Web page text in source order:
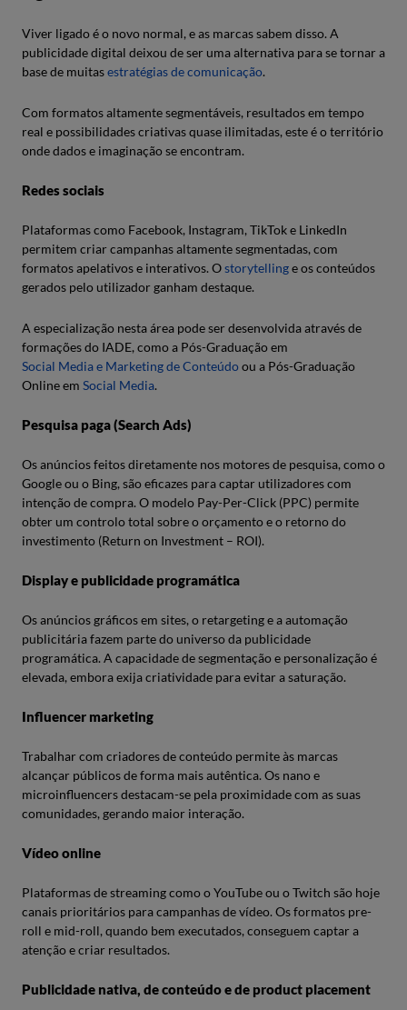
Viver ligado é o novo normal, e as marcas sabem disso. A
publicidade digital deixou de ser uma alternativa para se tornar a
base de muitasestratégias de comunicação.
Com formatos altamente segmentáveis, resultados em tempo
real e possibilidades criativas quase ilimitadas, este é o território
onde dados e imaginação se encontram.
Redes sociais
Plataformas como Facebook, Instagram, TikTok e LinkedIn
permitem criar campanhas altamente segmentadas, com
formatos apelativos e interativos. Ostorytellinge os conteúdos
gerados pelo utilizador ganham destaque.
A especialização nesta área pode ser desenvolvida através de
formações do IADE, como a Pós-Graduação em
Social Media e Marketing de Conteúdoou a Pós-Graduação
Online em Social Media.
Pesquisa paga (Search Ads)
Os anúncios feitos diretamente nos motores de pesquisa, como o
Google ou o Bing, são eficazes para captar utilizadores com
intenção de compra. O modelo Pay-Per-Click (PPC) permite
obter um controlo total sobre o orçamento e o retorno do
investimento (Return on Investment – ROI).
Display e publicidade programática
Os anúncios gráficos em sites, o retargeting e a automação
publicitária fazem parte do universo da publicidade
programática. A capacidade de segmentação e personalização é
elevada, embora exija criatividade para evitar a saturação.
Influencer marketing
Trabalhar com criadores de conteúdo permite às marcas
alcançar públicos de forma mais autêntica. Os nano e
microinfluencers destacam-se pela proximidade com as suas
comunidades, gerando maior interação.
Vídeo online
Plataformas de streaming como o YouTube ou o Twitch são hoje
canais prioritários para campanhas de vídeo. Os formatos pre-
roll e mid-roll, quando bem executados, conseguem captar a
atenção e criar resultados.
Publicidade nativa, de conteúdo e de product placement